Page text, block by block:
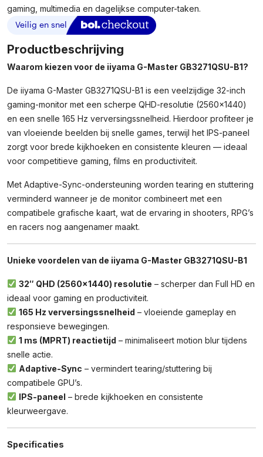
gaming, multimedia en dagelijkse computer-taken.
Productbeschrijving
Waarom kiezen voor de iiyama G-Master GB3271QSU-B1?
De iiyama G-Master GB3271QSU-B1 is een veelzijdige 32-inch
gaming-monitor met een scherpe QHD-resolutie (2560×1440)
en een snelle 165 Hz verversingssnelheid. Hierdoor profiteer je
van vloeiende beelden bij snelle games, terwijl het IPS-paneel
zorgt voor brede kijkhoeken en consistente kleuren — ideaal
voor competitieve gaming, films en productiviteit.
Met Adaptive-Sync-ondersteuning worden tearing en stuttering
verminderd wanneer je de monitor combineert met een
compatibele grafische kaart, wat de ervaring in shooters, RPG’s
en racers nog aangenamer maakt.
Unieke voordelen van de iiyama G-Master GB3271QSU-B1
32″ QHD (2560×1440) resolutie – scherper dan Full HD en
ideaal voor gaming en productiviteit.
165 Hz verversingssnelheid – vloeiende gameplay en
responsieve bewegingen.
1 ms (MPRT) reactietijd – minimaliseert motion blur tijdens
snelle actie.
Adaptive-Sync – vermindert tearing/stuttering bij
compatibele GPU’s.
IPS-paneel – brede kijkhoeken en consistente
kleurweergave.
Specificaties